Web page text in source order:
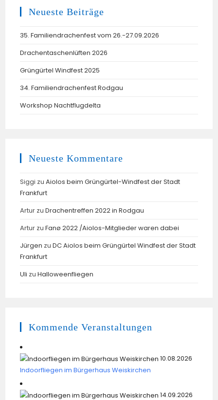
Neueste Beiträge
35. Familiendrachenfest vom 26.-27.09.2026
Drachentaschenlüften 2026
Grüngürtel Windfest 2025
34. Familiendrachenfest Rodgau
Workshop Nachtflugdelta
Neueste Kommentare
Siggi zuAiolos beim Grüngürtel-Windfest der Stadt
Frankfurt
Artur zuDrachentreffen 2022 in Rodgau
Artur zuFanø 2022 /Aiolos-Mitglieder waren dabei
Jürgen zuDC Aiolos beim Grüngürtel Windfest der Stadt
Frankfurt
Uli zuHalloweenfliegen
Kommende Veranstaltungen
10.08.2026
Indoorfliegen im Bürgerhaus Weiskirchen
14.09.2026